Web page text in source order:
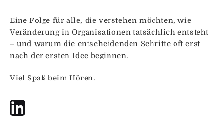
Eine Folge für alle, die verstehen möchten, wie
Veränderung in Organisationen tatsächlich entsteht
– und warum die entscheidenden Schritte oft erst
nach der ersten Idee beginnen.
Viel Spaß beim Hören.